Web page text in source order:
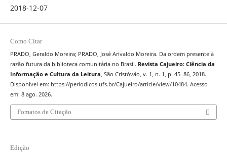
2018-12-07
Como Citar
PRADO, Geraldo Moreira; PRADO, José Arivaldo Moreira. Da ordem presente à
razão futura da biblioteca comunitária no Brasil. Revista Cajueiro: Ciência da
Informação e Cultura da Leitura , São Cristóvão, v. 1, n. 1, p. 45–86, 2018.
Disponível em: https://periodicos.ufs.br/Cajueiro/article/view/10484. Acesso
em: 8 ago. 2026.
Fomatos de Citação
Edição